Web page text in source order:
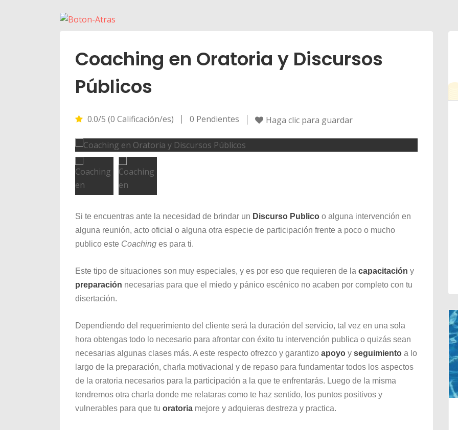
Coaching en Oratoria y Discursos
Públicos
0.0/5 (0 Calificación/es) 0 Pendientes Haga clic para guardar
Si te encuentras ante la necesidad de brindar un Discurso Publico o alguna intervención en
alguna reunión, acto oficial o alguna otra especie de participación frente a poco o mucho
publico este Coaching es para ti.
Este tipo de situaciones son muy especiales, y es por eso que requieren de la capacitación y
preparación necesarias para que el miedo y pánico escénico no acaben por completo con tu
disertación.
Dependiendo del requerimiento del cliente será la duración del servicio, tal vez en una sola
hora obtengas todo lo necesario para afrontar con éxito tu intervención publica o quizás sean
necesarias algunas clases más. A este respecto ofrezco y garantizo apoyo y seguimiento a lo
largo de la preparación, charla motivacional y de repaso para fundamentar todos los aspectos
de la oratoria necesarios para la participación a la que te enfrentarás. Luego de la misma
tendremos otra charla donde me relataras como te haz sentido, los puntos positivos y
vulnerables para que tu oratoria mejore y adquieras destreza y practica.